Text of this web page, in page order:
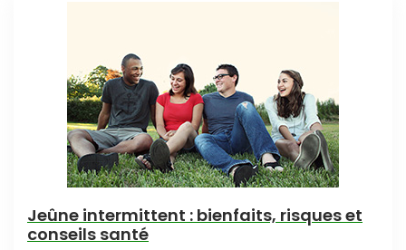
Jeûne intermittent : bienfaits, risques et
conseils santé